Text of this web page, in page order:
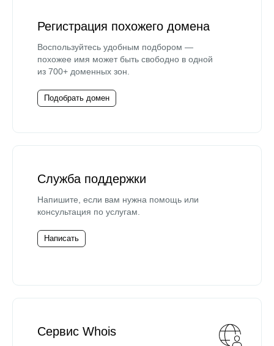
Регистрация похожего домена
Воспользуйтесь удобным подбором —
похожее имя может быть свободно в одной
из 700+ доменных зон.
Подобрать домен
Служба поддержки
Напишите, если вам нужна помощь или
консультация по услугам.
Написать
Сервис Whois